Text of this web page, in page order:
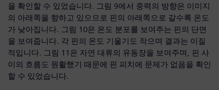
을 확인할 수 있었습니다. 그림 9에서 중력의 방향은 이미지
의 아래쪽을 향하고 있으므로 핀의 아래쪽으로 갈수록 온도
가 낮아집니다. 그림 10은 온도 분포를 보여주는 핀의 단면
을 보여줍니다. 각 핀의 온도 기울기도 작으며 결과는 이질
적입니다. 그림 11은 자연 대류의 유동장을 보여주며, 핀 사
이의 흐름도 원활했기 때문에 핀 피치에 문제가 없음을 확인
할 수 있었습니다.